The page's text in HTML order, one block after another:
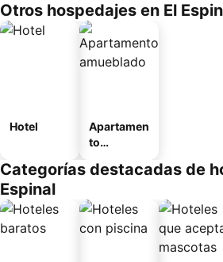
Otros hospedajes en El
Hotel
Apartamen
to
o
Categorías destacadas de
Espinal